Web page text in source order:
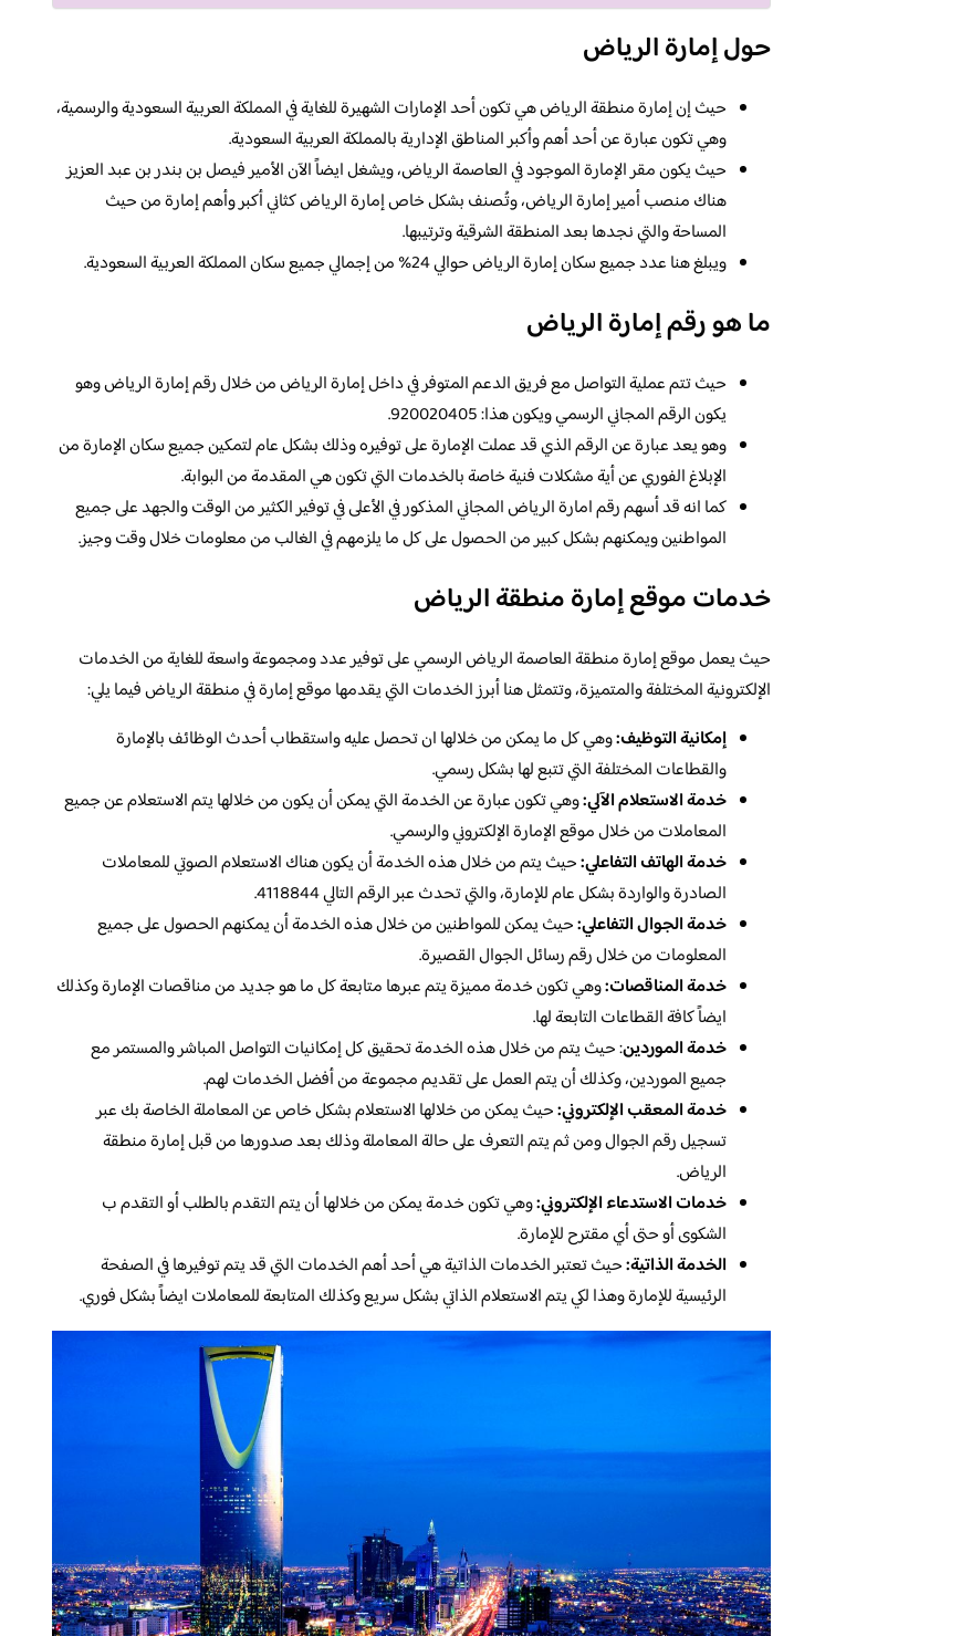
حول إمارة الرياض
حيث إن إمارة منطقة الرياض هي تكون أحد الإمارات الشهيرة للغاية في المملكة العربية السعودية والرسمية،
وهي تكون عبارة عن أحد أهم وأكبر المناطق الإدارية بالمملكة العربية السعودية.
حيث يكون مقر الإمارة الموجود في العاصمة الرياض، ويشغل ايضاً الآن الأمير فيصل بن بندر بن عبد العزيز
هناك منصب أمير إمارة الرياض، وتُصنف بشكل خاص إمارة الرياض كثاني أكبر وأهم إمارة من حيث
المساحة والتي نجدها بعد المنطقة الشرقية وترتيبها.
ويبلغ هنا عدد جميع سكان إمارة الرياض حوالي 24% من إجمالي جميع سكان المملكة العربية السعودية.
ما هو رقم إمارة الرياض
حيث تتم عملية التواصل مع فريق الدعم المتوفر في داخل إمارة الرياض من خلال رقم إمارة الرياض وهو
يكون الرقم المجاني الرسمي ويكون هذا: 920020405.
وهو يعد عبارة عن الرقم الذي قد عملت الإمارة على توفيره وذلك بشكل عام لتمكين جميع سكان الإمارة من
الإبلاغ الفوري عن أية مشكلات فنية خاصة بالخدمات التي تكون هي المقدمة من البوابة.
كما انه قد أسهم رقم امارة الرياض المجاني المذكور في الأعلى في توفير الكثير من الوقت والجهد على جميع
المواطنين ويمكنهم بشكل كبير من الحصول على كل ما يلزمهم في الغالب من معلومات خلال وقت وجيز.
خدمات موقع إمارة منطقة الرياض
حيث يعمل موقع إمارة منطقة العاصمة الرياض الرسمي على توفير عدد ومجموعة واسعة للغاية من الخدمات
الإلكترونية المختلفة والمتميزة، وتتمثل هنا أبرز الخدمات التي يقدمها موقع إمارة في منطقة الرياض فيما يلي:
إمكانية التوظيف:وهي كل ما يمكن من خلالها ان تحصل عليه واستقطاب أحدث الوظائف بالإمارة
والقطاعات المختلفة التي تتبع لها بشكل رسمي.
خدمة الاستعلام الآلي:وهي تكون عبارة عن الخدمة التي يمكن أن يكون من خلالها يتم الاستعلام عن جميع
المعاملات من خلال موقع الإمارة الإلكتروني والرسمي.
خدمة الهاتف التفاعلي:حيث يتم من خلال هذه الخدمة أن يكون هناك الاستعلام الصوتي للمعاملات
الصادرة والواردة بشكل عام للإمارة، والتي تحدث عبر الرقم التالي 4118844.
خدمة الجوال التفاعلي:حيث يمكن للمواطنين من خلال هذه الخدمة أن يمكنهم الحصول على جميع
المعلومات من خلال رقم رسائل الجوال القصيرة.
خدمة المناقصات:وهي تكون خدمة مميزة يتم عبرها متابعة كل ما هو جديد من مناقصات الإمارة وكذلك
ايضاً كافة القطاعات التابعة لها.
خدمة الموردين: حيث يتم من خلال هذه الخدمة تحقيق كل إمكانيات التواصل المباشر والمستمر مع
جميع الموردين، وكذلك أن يتم العمل على تقديم مجموعة من أفضل الخدمات لهم.
خدمة المعقب الإلكتروني:حيث يمكن من خلالها الاستعلام بشكل خاص عن المعاملة الخاصة بك عبر
تسجيل رقم الجوال ومن ثم يتم التعرف على حالة المعاملة وذلك بعد صدورها من قبل إمارة منطقة
الرياض.
خدمات الاستدعاء الإلكتروني:وهي تكون خدمة يمكن من خلالها أن يتم التقدم بالطلب أو التقدم ب
الشكوى أو حتى أي مقترح للإمارة.
الخدمة الذاتية:حيث تعتبر الخدمات الذاتية هي أحد أهم الخدمات التي قد يتم توفيرها في الصفحة
الرئيسية للإمارة وهذا لكي يتم الاستعلام الذاتي بشكل سريع وكذلك المتابعة للمعاملات ايضاً بشكل فوري.